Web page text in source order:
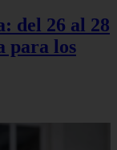
del 26 al 28
para los